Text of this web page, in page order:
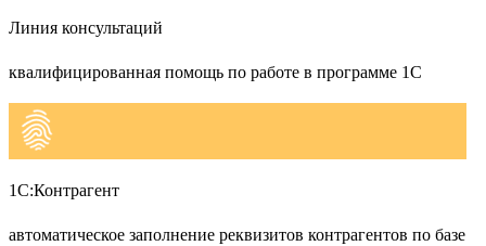
Линия консультаций
квалифицированная помощь по работе в программе 1С
1С:Контрагент
автоматическое заполнение реквизитов контрагентов по базе